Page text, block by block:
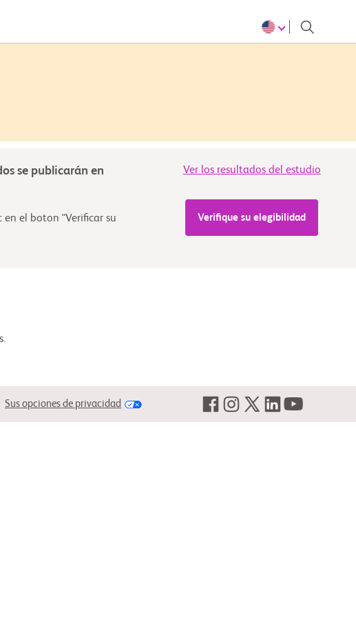
se publicarán en
Ver los resultados del estudio
el boton "Verificar su
Verifique su elegibilidad
Sus opciones de privacidad